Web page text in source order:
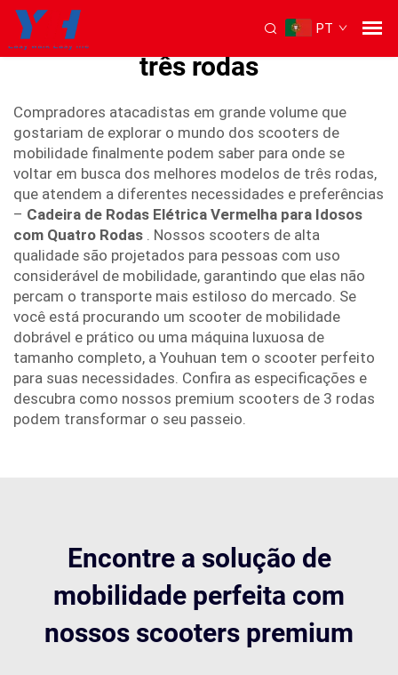
PT
scooter de mobilidade com
três rodas
Compradores atacadistas em grande volume que
gostariam de explorar o mundo dos scooters de
mobilidade finalmente podem saber para onde se
voltar em busca dos melhores modelos de três rodas,
que atendem a diferentes necessidades e preferências
– Cadeira de Rodas Elétrica Vermelha para Idosos
com Quatro Rodas . Nossos scooters de alta
qualidade são projetados para pessoas com uso
considerável de mobilidade, garantindo que elas não
percam o transporte mais estiloso do mercado. Se
você está procurando um scooter de mobilidade
dobrável e prático ou uma máquina luxuosa de
tamanho completo, a Youhuan tem o scooter perfeito
para suas necessidades. Confira as especificações e
descubra como nossos premium scooters de 3 rodas
podem transformar o seu passeio.
Encontre a solução de
mobilidade perfeita com
nossos scooters premium